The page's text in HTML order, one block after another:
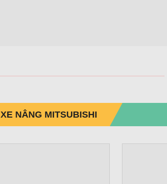
XE NÂNG MITSUBISHI